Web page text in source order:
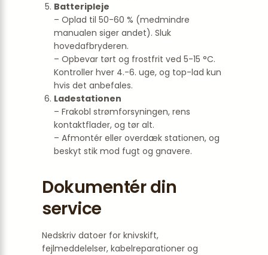
Batteripleje
– Oplad til 50-60 % (medmindre
manualen siger andet). Sluk
hovedafbryderen.
– Opbevar tørt og frostfrit ved 5-15 °C.
Kontroller hver 4.-6. uge, og top-lad kun
hvis det anbefales.
Ladestationen
– Frakobl strømforsyningen, rens
kontaktflader, og tør alt.
– Afmontér eller overdæk stationen, og
beskyt stik mod fugt og gnavere.
Dokumentér din
service
Nedskriv datoer for knivskift,
fejlmeddelelser, kabelreparationer og